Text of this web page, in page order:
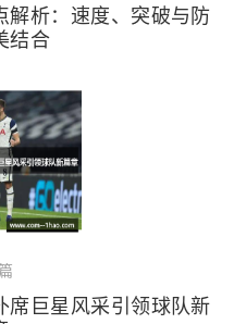
解析：速度、突破与防
结合
席巨星风采引领球队新